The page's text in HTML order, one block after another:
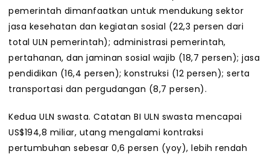
pemerintah dimanfaatkan untuk mendukung sektor
jasa kesehatan dan kegiatan sosial (22,3 persen dari
total ULN pemerintah); administrasi pemerintah,
pertahanan, dan jaminan sosial wajib (18,7 persen); jasa
pendidikan (16,4 persen); konstruksi (12 persen); serta
transportasi dan pergudangan (8,7 persen).
Kedua ULN swasta. Catatan BI ULN swasta mencapai
US$194,8 miliar, utang mengalami kontraksi
pertumbuhan sebesar 0,6 persen (yoy), lebih rendah